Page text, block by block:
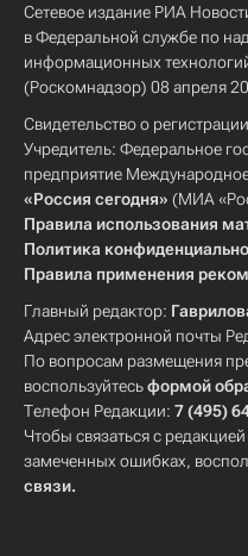
Сетевое издание РИА
в Федеральной службе по
информационных
(Роскомнадзор) 08 апреля
Свидетельство о
Учредитель: Федеральное
предприятие
«Россия сегодня» (МИА
Правила использования
Политика
Правила применения
Главный редактор:
Адрес электронной почты
По вопросам размещения
воспользуйтесьформой
Телефон Редакции: 7 (495)
Чтобы связаться с
замеченных ошибках,
связи.